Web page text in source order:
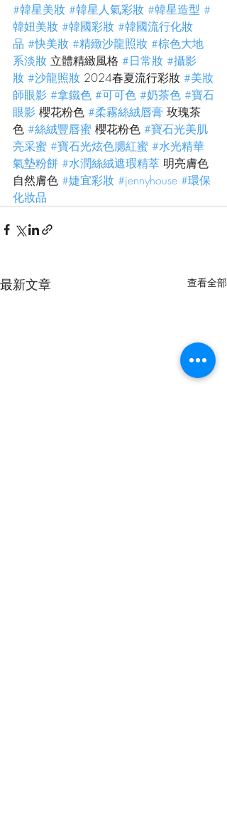
#韓星美妝 #韓星人氣彩妝 #韓星造型 #
韓妞美妝 #韓國彩妝 #韓國流行化妝
品 #快美妝 #精緻沙龍照妝 #棕色大地
系淡妝 立體精緻風格 #日常妝 #攝影
妝 #沙龍照妝 2024春夏流行彩妝 #美妝
師眼影 #拿鐵色 #可可色 #奶茶色 #寶石
眼影 櫻花粉色 #柔霧絲絨唇膏 玫瑰茶
色 #絲絨豐唇蜜 櫻花粉色 #寶石光美肌
亮采蜜 #寶石光炫色腮紅蜜 #水光精華
氣墊粉餅 #水潤絲絨遮瑕精萃 明亮膚色
自然膚色 #婕宜彩妝 #jennyhouse #環保
化妝品
最新文章 查看全部